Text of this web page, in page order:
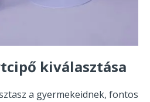
kiválasztása
a gyermekeidnek, fontos